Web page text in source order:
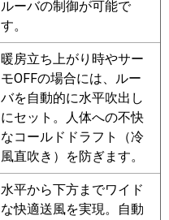
PLZ-
PLZ-ZRMP80L4
PLZ-
PLZ-ZRMP80LF3
PLZ-
PLZ-DHRMP80L2
PLZ-ZRMP80L2
PLZ-
PLZ-ZRMP80LY PLZ-
PLZ-ZRMP80LFV
ルーバの制御が可能で
す。
暖房立ち上がり時やサー
モOFFの場合には、ルー
バを自動的に水平吹出し
にセット。人体への不快
なコールドドラフト（冷
風直吹き）を防ぎます。
水平から下方までワイド
な快適送風を実現。自動